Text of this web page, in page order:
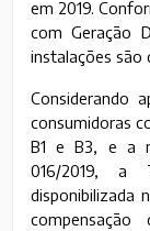
em 2019.
com Geração
instalações são
Considerando
consumidoras
B1 e B3, e a
016/2019, a
disponibilizada
compensação